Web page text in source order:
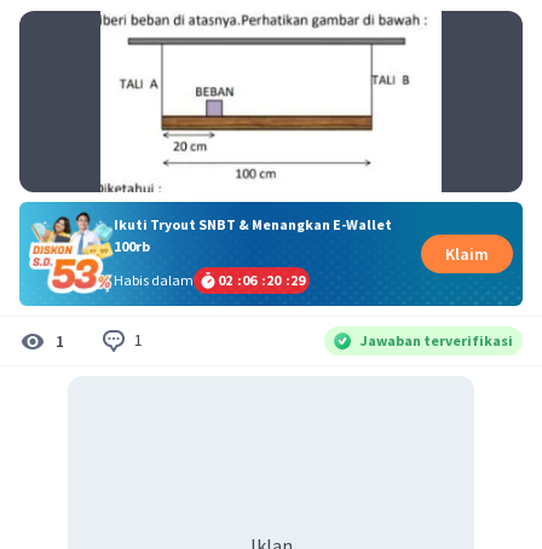
Ikuti Tryout SNBT & Menangkan E-Wallet
100rb
Habis dalam
02 :06 :20 :29
Klaim
1 1 Jawaban terverifikasi